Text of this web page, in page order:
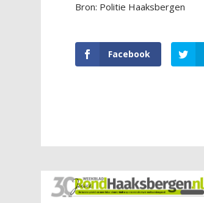
Bron: Politie Haaksbergen
Facebook